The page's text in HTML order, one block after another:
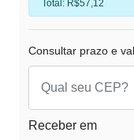
Total: R$57,12
Consultar prazo e
Receber em